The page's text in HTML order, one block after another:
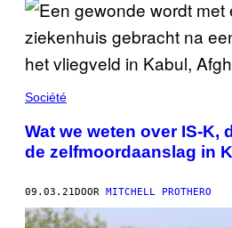
Société
Wat we weten over IS-K,
de zelfmoordaanslag in
09.03.21DOOR MITCHELL PROTHERO